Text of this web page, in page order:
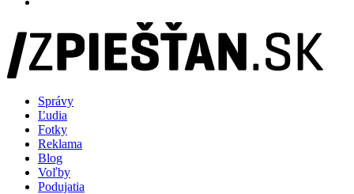
Správy
Ľudia
Fotky
Reklama
Blog
Voľby
Podujatia